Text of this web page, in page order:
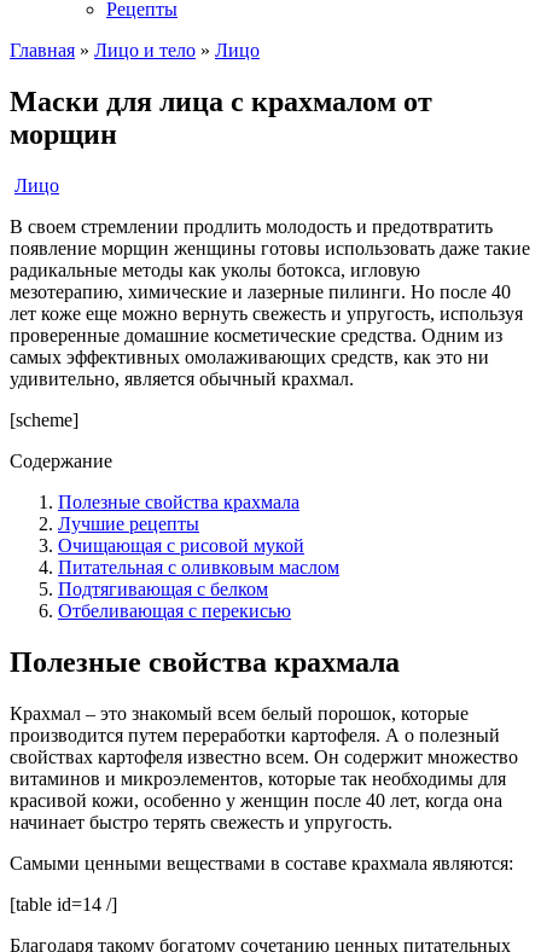
Рецепты
Главная » Лицо и тело » Лицо
Маски для лица с крахмалом от
морщин
Лицо
В своем стремлении продлить молодость и предотвратить
появление морщин женщины готовы использовать даже такие
радикальные методы как уколы ботокса, игловую
мезотерапию, химические и лазерные пилинги. Но после 40
лет коже еще можно вернуть свежесть и упругость, используя
проверенные домашние косметические средства. Одним из
самых эффективных омолаживающих средств, как это ни
удивительно, является обычный крахмал.
[scheme]
Содержание
Полезные свойства крахмала
Лучшие рецепты
Очищающая с рисовой мукой
Питательная с оливковым маслом
Подтягивающая с белком
Отбеливающая с перекисью
Полезные свойства крахмала
Крахмал – это знакомый всем белый порошок, которые
производится путем переработки картофеля. А о полезный
свойствах картофеля известно всем. Он содержит множество
витаминов и микроэлементов, которые так необходимы для
красивой кожи, особенно у женщин после 40 лет, когда она
начинает быстро терять свежесть и упругость.
Самыми ценными веществами в составе крахмала являются:
[table id=14 /]
Благодаря такому богатому сочетанию ценных питательных